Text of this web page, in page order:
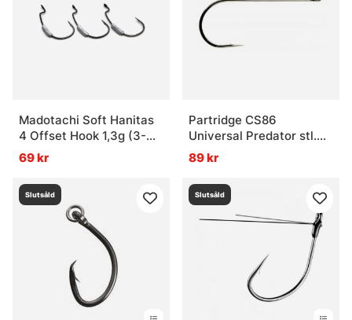
Madotachi Soft Hanitas
4 Offset Hook 1,3g (3-
pack)
69 kr
Partridge CS86
Universal Predator stl.
4/0 (10-Pack)
89 kr
Slutsåld Slutsåld